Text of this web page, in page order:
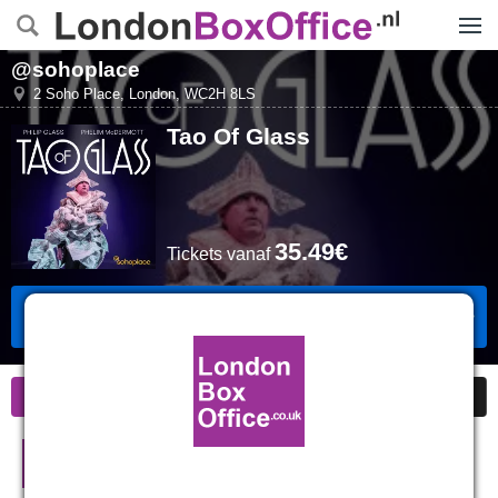
@sohoplace
2 Soho Place, London, WC2H 8LS
Tao Of Glass
Ticketsvanaf35.49€